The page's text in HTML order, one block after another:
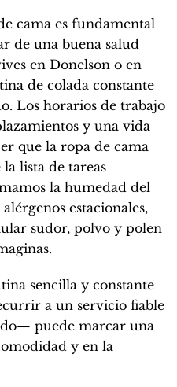
cama es fundamental
de una buena salud
en Donelson o en
de colada constante
Los horarios de trabajo
y una vida
que la ropa de cama
lista de tareas
la humedad del
estacionales,
sudor, polvo y polen
sencilla y constante
a un servicio fiable
puede marcar una
y en la